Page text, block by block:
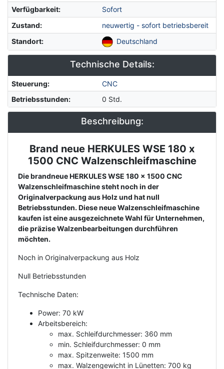
Verfügbarkeit:
Sofort
Zustand:
neuwertig - sofort betriebsbereit
Standort: Deutschland
Technische Details:
Steuerung:
CNC
Betriebsstunden: 0 Std.
Beschreibung:
Description
Brand neue HERKULES WSE 180 x
1500 CNC Walzenschleifmaschine
Die brandneue HERKULES WSE 180 x 1500 CNC
Walzenschleifmaschine steht noch in der
Originalverpackung aus Holz und hat null
Betriebsstunden. Diese neue Walzenschleifmaschine
kaufen ist eine ausgezeichnete Wahl für Unternehmen,
die präzise Walzenbearbeitungen durchführen
möchten.
Noch in Originalverpackung aus Holz
Null Betriebsstunden
Technische Daten:
Power: 70 kW
Arbeitsbereich:
max. Schleifdurchmesser: 360 mm
min. Schleifdurchmesser: 0 mm
max. Spitzenweite: 1500 mm
max. Walzengewicht in Lünetten: 700 kg